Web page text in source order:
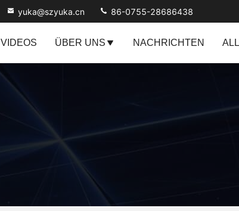
yuka@szyuka.cn 86-0755-28686438
VIDEOS ÜBER UNS NACHRICHTEN